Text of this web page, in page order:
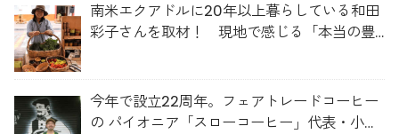
南米エクアドルに20年以上暮らしている和田
彩子さんを取材！ 現地で感じる「本当の豊
今年で設立22周年。フェアトレードコーヒー
の パイオニア「スローコーヒー」代表・小澤